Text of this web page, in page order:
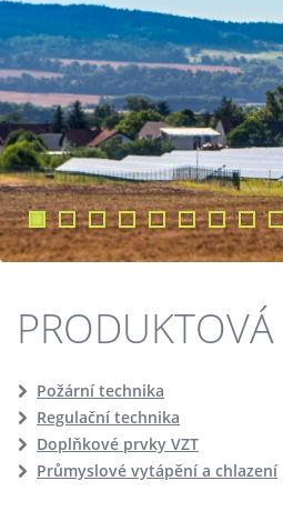
Požární technika
Regulační technika
Doplňkové prvky VZT
Průmyslové vytápění a chlazení